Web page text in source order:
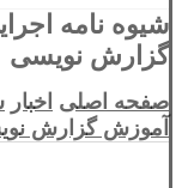
شیوه نامه
گزارش نویسی
صفحه اصلی اخبار
آموزش گزارش